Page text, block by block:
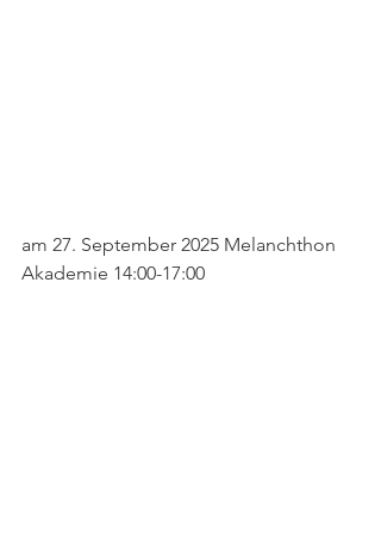
am 27. September 2025 Melanchthon
Akademie 14:00-17:00